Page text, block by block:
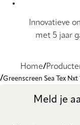
Innovatieve
met 5 jaar
Home
Greenscreen Sea Tex Nxt
Meld je